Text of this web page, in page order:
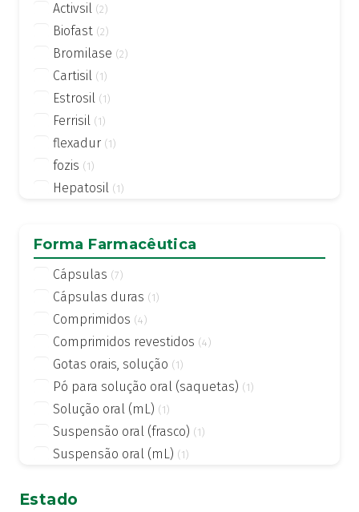
Activsil (2)
Biofast (2)
Bromilase (2)
Cartisil (1)
Estrosil (1)
Ferrisil (1)
flexadur (1)
fozis (1)
Hepatosil (1)
Nizatin (1)
Stressil (2)
tossil (1)
Tutivita (3)
tutivita D (1)
Venopress (1)
Forma Farmacêutica
Cápsulas (7)
Cápsulas duras (1)
Comprimidos (4)
Comprimidos revestidos (4)
Gotas orais, solução (1)
Pó para solução oral (saquetas) (1)
Solução oral (mL) (1)
Suspensão oral (frasco) (1)
Suspensão oral (mL) (1)
Estado